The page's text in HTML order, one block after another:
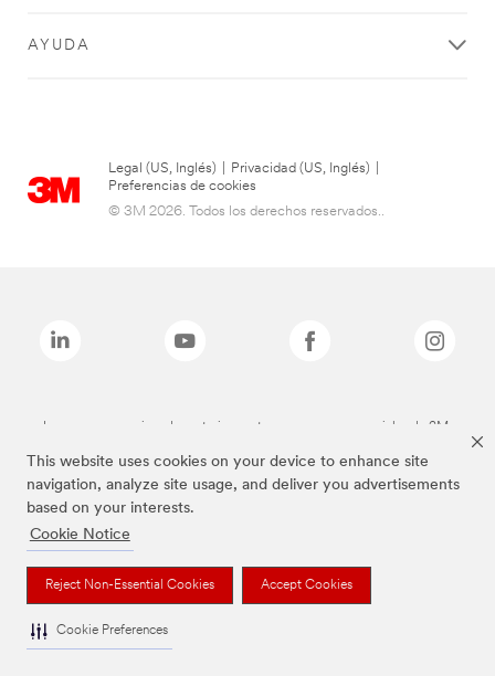
This website uses cookies on your device to enhance site
navigation, analyze site usage, and deliver you advertisements
based on your interests.
Cookie Notice
Reject Non-Essential Cookies Accept Cookies
Cookie Preferences
AYUDA
Legal (US, Inglés) Privacidad (US, Inglés)
Preferencias de cookies
© 3M 2026. Todos los derechos reservados..
Las marcas mencionadas anteriormente son marcas comerciales de 3M.